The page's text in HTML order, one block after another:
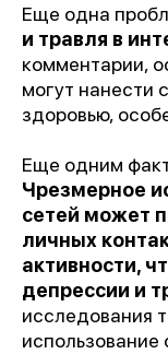
Еще одна
и травля в
комментарии,
могут нанести
здоровью,
Еще одним
Чрезмерное
сетей может
личных
активности,
депрессии и
исследования
использование